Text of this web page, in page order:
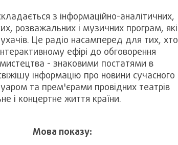
з інформаційно-аналітичних,
розважальних і музичних програм, які
Це радіо насамперед для тих, хто
ефірі до обговорення
- знаковими постатями в
інформацію про новини сучасного
та прем'єрами провідних театрів
і концертне життя країни.
Мова показу: